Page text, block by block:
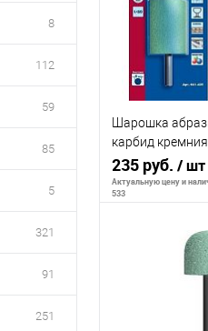
8
112
59
85
5
321
91
251
Шарошка
карбид
35х50 мм, хвост
235 руб. / шт
Актуальную цену и
533
В